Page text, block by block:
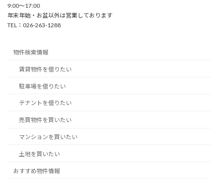
9:00〜17:00
年末年始・お盆以外は営業しております
TEL：026-263-1288
物件検索情報
賃貸物件を借りたい
駐車場を借りたい
テナントを借りたい
売買物件を買いたい
マンションを買いたい
土地を買いたい
おすすめ物件情報